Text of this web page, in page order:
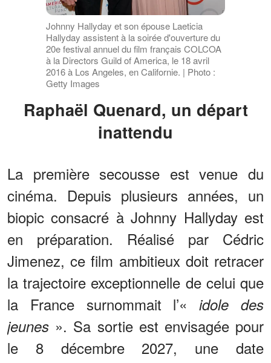
Johnny Hallyday et son épouse Laeticia
Hallyday assistent à la soirée d'ouverture du
20e festival annuel du film français COLCOA
à la Directors Guild of America, le 18 avril
2016 à Los Angeles, en Californie. | Photo :
Getty Images
Raphaël Quenard, un départ
inattendu
La première secousse est venue du
cinéma. Depuis plusieurs années, un
biopic consacré à Johnny Hallyday est
en préparation. Réalisé par Cédric
Jimenez, ce film ambitieux doit retracer
la trajectoire exceptionnelle de celui que
la France surnommait l’«idole des
jeunes ». Sa sortie est envisagée pour
le 8 décembre 2027, une date